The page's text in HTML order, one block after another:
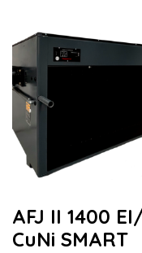
AFJ II 1400
CuNi SMART